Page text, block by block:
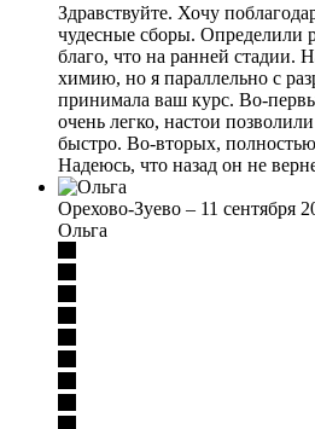
Здравствуйте. Хочу
чудесные сборы. Определили
благо, что на ранней стадии.
химию, но я параллельно с
принимала ваш курс. Во-
очень легко, настои
быстро. Во-вторых, полностью
Надеюсь, что назад он не
Орехово-Зуево – 11 сентября
Ольга